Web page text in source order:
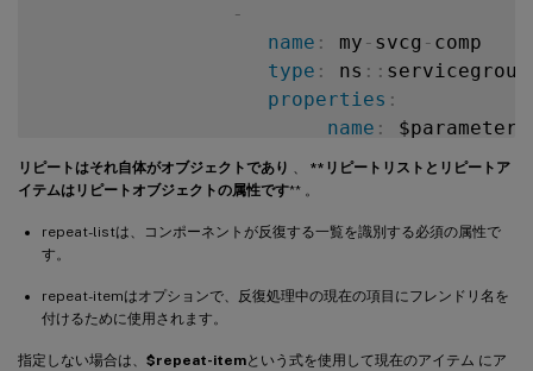
-
name : my - svcg - comp
type : ns : : servicegroup
properties :
name :
servicetype
:
components
name : lbvserver
properties:
リピートはそれ自体がオブジェクトであり
**リピートリストとリピートア
イテムはリピートオブジェクトの属性です** 。
repeat-listは、コンポーネントが反復する一覧を識別する必須の属性で
す。
repeat-itemはオプションで、反復処理中の現在の項目にフレンドリ名を
付けるために使用されます。
指定しない場合は、 $repeat-itemという式を使用して現在のアイテム にア